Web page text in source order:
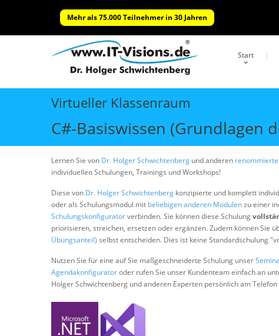
Mehr als 75.000 Teilnehmer in 30 Jahren
Start
Virtueller Klassenraum
C#-Basiswissen (Grundlagen
Lernen Sie von Dr. Holger Schwichtenberg und anderen
individuellen Schulungen, Trainings und Workshops!
Diese von Dr. Holger Schwichtenberg konzipierte und komplett
oder als Schulungsmodul mit beliebigen anderen Modulenzu einer
Schulungskonfiguratorverbinden. Sie können diese Schulung
priorisieren, streichen, ersetzen oder ergänzen. Zudem können Sie
Übungsanteil) selbst entscheiden. Dies ist keine Standardschulung
Nutzen Sie für eine auf Sie maßgeschneiderte Schulung unser
Agendakonfiguratoroder rufen Sie unser Kundenteam einfach an
Holger Schwichtenberg und anderen Experten persönlich am